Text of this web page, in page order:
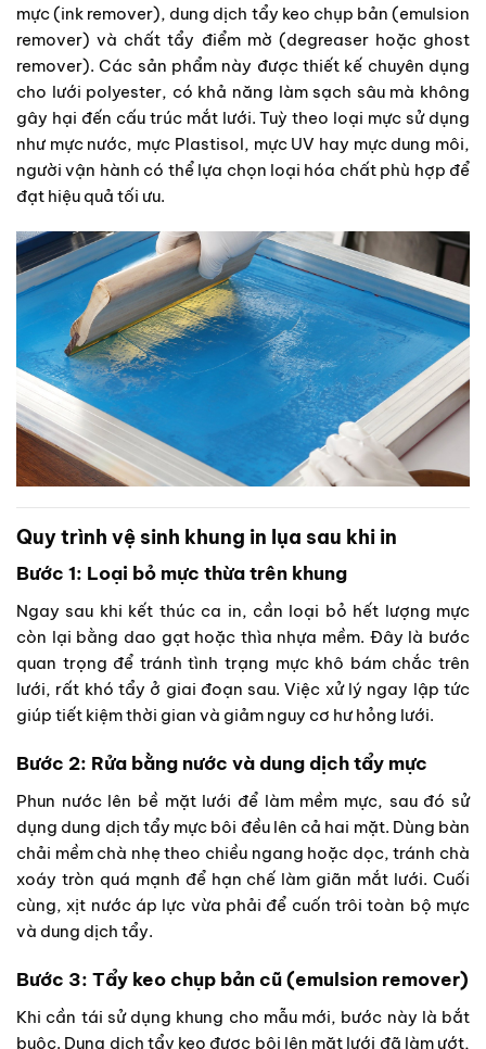
mực (ink remover), dung dịch tẩy keo chụp bản (emulsion
remover) và chất tẩy điểm mờ (degreaser hoặc ghost
remover). Các sản phẩm này được thiết kế chuyên dụng
cho lưới polyester, có khả năng làm sạch sâu mà không
gây hại đến cấu trúc mắt lưới. Tuỳ theo loại mực sử dụng
như mực nước, mực Plastisol, mực UV hay mực dung môi,
người vận hành có thể lựa chọn loại hóa chất phù hợp để
đạt hiệu quả tối ưu.
Quy trình vệ sinh khung in lụa sau khi in
Bước 1: Loại bỏ mực thừa trên khung
Ngay sau khi kết thúc ca in, cần loại bỏ hết lượng mực
còn lại bằng dao gạt hoặc thìa nhựa mềm. Đây là bước
quan trọng để tránh tình trạng mực khô bám chắc trên
lưới, rất khó tẩy ở giai đoạn sau. Việc xử lý ngay lập tức
giúp tiết kiệm thời gian và giảm nguy cơ hư hỏng lưới.
Bước 2: Rửa bằng nước và dung dịch tẩy mực
Phun nước lên bề mặt lưới để làm mềm mực, sau đó sử
dụng dung dịch tẩy mực bôi đều lên cả hai mặt. Dùng bàn
chải mềm chà nhẹ theo chiều ngang hoặc dọc, tránh chà
xoáy tròn quá mạnh để hạn chế làm giãn mắt lưới. Cuối
cùng, xịt nước áp lực vừa phải để cuốn trôi toàn bộ mực
và dung dịch tẩy.
Bước 3: Tẩy keo chụp bản cũ (emulsion remover)
Khi cần tái sử dụng khung cho mẫu mới, bước này là bắt
buộc. Dung dịch tẩy keo được bôi lên mặt lưới đã làm ướt,